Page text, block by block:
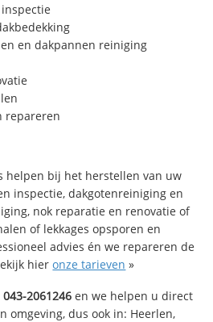
en dakpannen reiniging
repareren
helpen bij het herstellen van uw
inspectie, dakgotenreiniging en
nok reparatie en renovatie of
of lekkages opsporen en
advies én we repareren de
hieronze tarieven »
043-2061246 en we helpen u direct
omgeving, dus ook in: Heerlen,